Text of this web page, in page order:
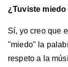
¿Tuviste
Sí, yo creo que
"miedo" la
respeto a la